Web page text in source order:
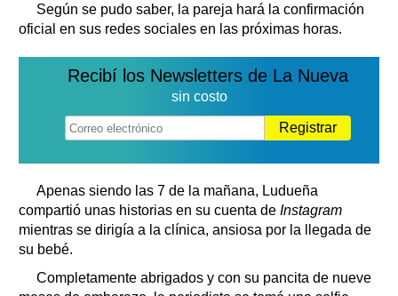
Según se pudo saber, la pareja hará la confirmación
oficial en sus redes sociales en las próximas horas.
Recibí los Newsletters de La Nueva
sin costo
Registrar
Apenas siendo las 7 de la mañana, Ludueña
compartió unas historias en su cuenta de Instagram
mientras se dirigía a la clínica, ansiosa por la llegada de
su bebé.
Completamente abrigados y con su pancita de nueve